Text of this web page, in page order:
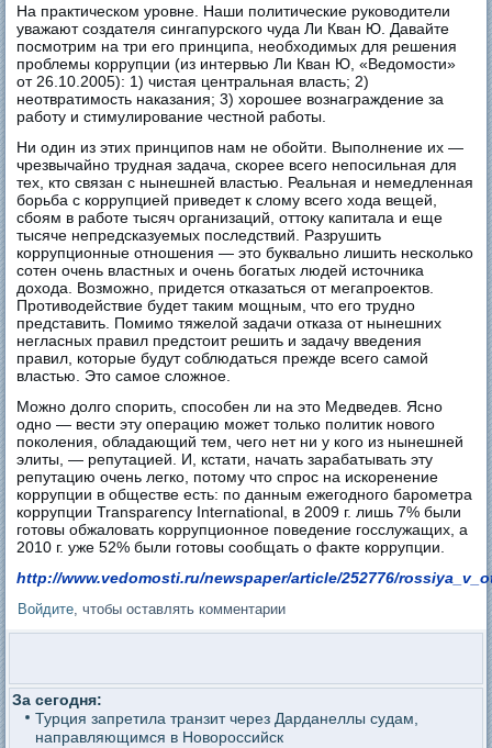
На практическом уровне. Наши политические руководители
уважают создателя сингапурского чуда Ли Кван Ю. Давайте
посмотрим на три его принципа, необходимых для решения
проблемы коррупции (из интервью Ли Кван Ю, «Ведомости»
от 26.10.2005): 1) чистая центральная власть; 2)
неотвратимость наказания; 3) хорошее вознаграждение за
работу и стимулирование честной работы.
Ни один из этих принципов нам не обойти. Выполнение их —
чрезвычайно трудная задача, скорее всего непосильная для
тех, кто связан с нынешней властью. Реальная и немедленная
борьба с коррупцией приведет к слому всего хода вещей,
сбоям в работе тысяч организаций, оттоку капитала и еще
тысяче непредсказуемых последствий. Разрушить
коррупционные отношения — это буквально лишить несколько
сотен очень властных и очень богатых людей источника
дохода. Возможно, придется отказаться от мегапроектов.
Противодействие будет таким мощным, что его трудно
представить. Помимо тяжелой задачи отказа от нынешних
негласных правил предстоит решить и задачу введения
правил, которые будут соблюдаться прежде всего самой
властью. Это самое сложное.
Можно долго спорить, способен ли на это Медведев. Ясно
одно — вести эту операцию может только политик нового
поколения, обладающий тем, чего нет ни у кого из нынешней
элиты, — репутацией. И, кстати, начать зарабатывать эту
репутацию очень легко, потому что спрос на искоренение
коррупции в обществе есть: по данным ежегодного барометра
коррупции Transparency International, в 2009 г. лишь 7% были
готовы обжаловать коррупционное поведение госслужащих, а
2010 г. уже 52% были готовы сообщать о факте коррупции.
http://www.vedomosti.ru/newspaper/article/252776/
Войдите , чтобы оставлять комментарии
За сегодня:
Турция запретила транзит через Дарданеллы судам,
направляющимся в Новороссийск